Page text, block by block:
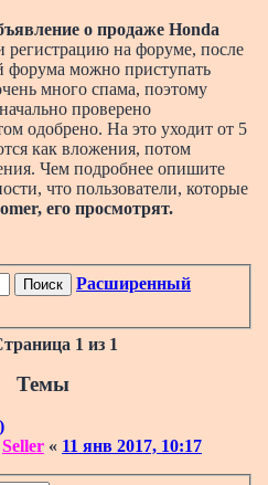
о продаже Honda
регистрацию на форуме, после
форума можно приступать
много спама, поэтому
проверено
одобрено. На это уходит от 5
как вложения, потом
Чем подробнее опишите
что пользователи, которые
, его просмотрят.
Поиск
Расширенный
1 из 1
Темы
Seller « 11 янв 2017, 10:17